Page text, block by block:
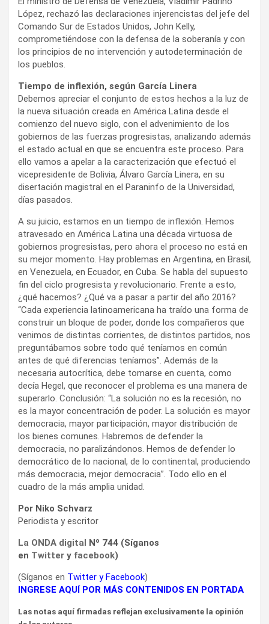
López, rechazó las declaraciones injerencistas del jefe del
Comando Sur de Estados Unidos, John Kelly,
comprometiéndose con la defensa de la soberanía y con
los principios de no intervención y autodeterminación de
los pueblos.
Tiempo de inflexión, según García Linera
Debemos apreciar el conjunto de estos hechos a la luz de
la nueva situación creada en América Latina desde el
comienzo del nuevo siglo, con el advenimiento de los
gobiernos de las fuerzas progresistas, analizando además
el estado actual en que se encuentra este proceso. Para
ello vamos a apelar a la caracterización que efectuó el
vicepresidente de Bolivia, Álvaro García Linera, en su
disertación magistral en el Paraninfo de la Universidad,
días pasados.
A su juicio, estamos en un tiempo de inflexión. Hemos
atravesado en América Latina una década virtuosa de
gobiernos progresistas, pero ahora el proceso no está en
su mejor momento. Hay problemas en Argentina, en Brasil,
en Venezuela, en Ecuador, en Cuba. Se habla del supuesto
fin del ciclo progresista y revolucionario. Frente a esto,
¿qué hacemos? ¿Qué va a pasar a partir del año 2016?
“Cada experiencia latinoamericana ha traído una forma de
construir un bloque de poder, donde los compañeros que
venimos de distintas corrientes, de distintos partidos, nos
preguntábamos sobre todo qué teníamos en común
antes de qué diferencias teníamos”. Además de la
necesaria autocrítica, debe tomarse en cuenta, como
decía Hegel, que reconocer el problema es una manera de
superarlo. Conclusión: “La solución no es la recesión, no
es la mayor concentración de poder. La solución es mayor
democracia, mayor participación, mayor distribución de
los bienes comunes. Habremos de defender la
democracia, no paralizándonos. Hemos de defender lo
democrático de lo nacional, de lo continental, produciendo
más democracia, mejor democracia”. Todo ello en el
cuadro de la más amplia unidad.
Por Niko Schvarz
Periodista y escritor
La ONDA digital Nº 744 (Síganos
en Twitter y facebook)
(Síganos en Twitter yFacebook)
INGRESE AQUÍ POR MÁS CONTENIDOS EN PORTADA
Las notas aquí firmadas reflejan exclusivamente la opinión